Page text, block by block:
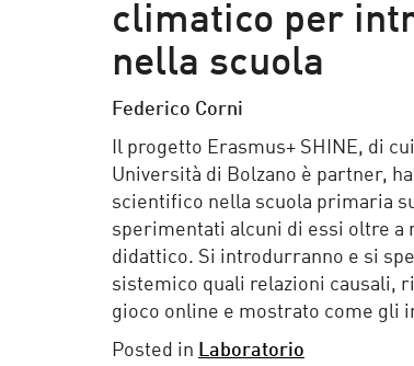
climatico per
nella scuola
Federico Corni
Il progetto Erasmus+ SHINE, di
Università di Bolzano è partner,
scientifico nella scuola primaria
sperimentati alcuni di essi oltre a
didattico. Si introdurranno e si
sistemico quali relazioni causali,
gioco online e mostrato come gli
Posted in Laboratorio